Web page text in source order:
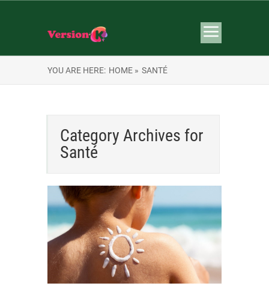
YOU ARE HERE: HOME » SANTÉ
Category Archives for
Santé